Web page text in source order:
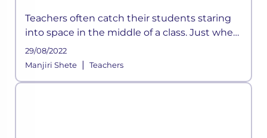
Teachers often catch their students staring
into space in the middle of a class. Just when
they think they have devised a well-
structured lesson plan, they may find their
29/08/2022
Manjiri Shete| Teachers